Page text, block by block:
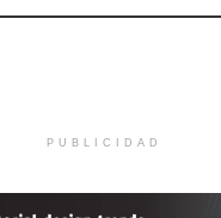
PUBLICIDAD